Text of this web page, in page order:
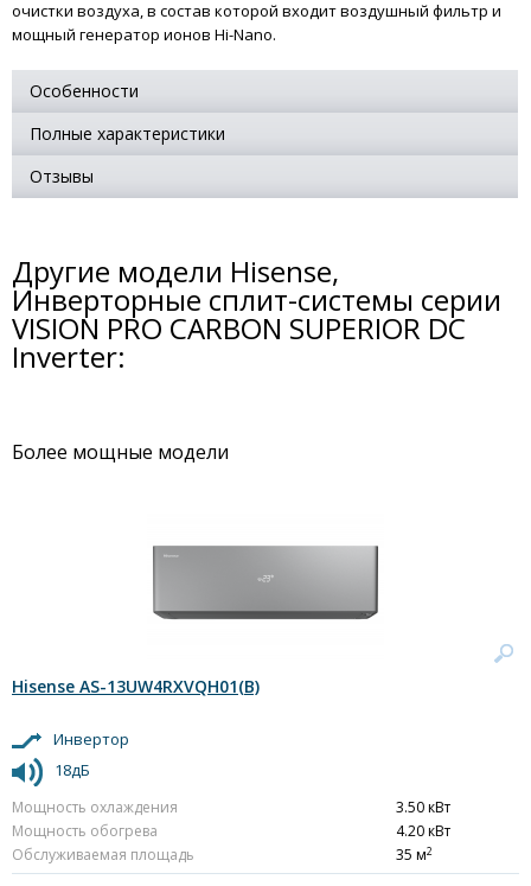
очистки воздуха, в состав которой входит воздушный фильтр и
мощный генератор ионов Hi-Nano.
Особенности
Полные характеристики
Отзывы
Другие модели Hisense,
Инверторные сплит-системы серии
VISION PRO CARBON SUPERIOR DC
Inverter:
Более мощные модели
Hisense AS-13UW4RXVQH01(B)
Инвертор
18дБ
Мощность охлаждения
3.50 кВт
Мощность обогрева
4.20 кВт
Обслуживаемая площадь
35 м2